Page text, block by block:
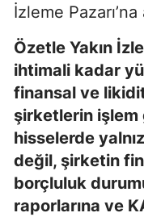
İzleme
Özetle Yakın
ihtimali kadar
finansal ve
şirketlerin işlem
hisselerde
değil, şirketin
borçluluk
raporlarına ve